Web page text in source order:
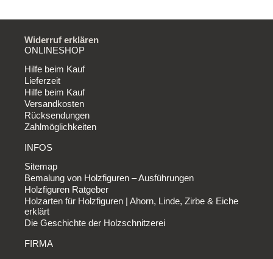
Widerruf erklären
ONLINESHOP
Hilfe beim Kauf
Lieferzeit
Hilfe beim Kauf
Versandkosten
Rücksendungen
Zahlmöglichkeiten
INFOS
Sitemap
Bemalung von Holzfiguren – Ausführungen
Holzfiguren Ratgeber
Holzarten für Holzfiguren | Ahorn, Linde, Zirbe & Eiche
erklärt
Die Geschichte der Holzschnitzerei
FIRMA